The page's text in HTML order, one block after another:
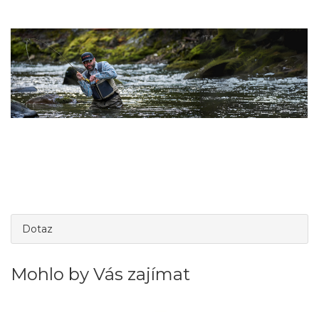
Dotaz
Mohlo by Vás zajímat